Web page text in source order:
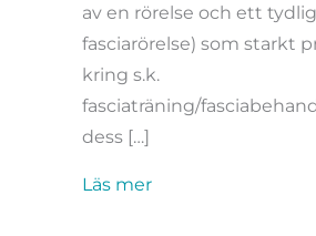
av en rörelse och ett
fasciarörelse) som starkt
kring s.k.
fasciaträning/
dess […]
Läs merabout Fascia VS